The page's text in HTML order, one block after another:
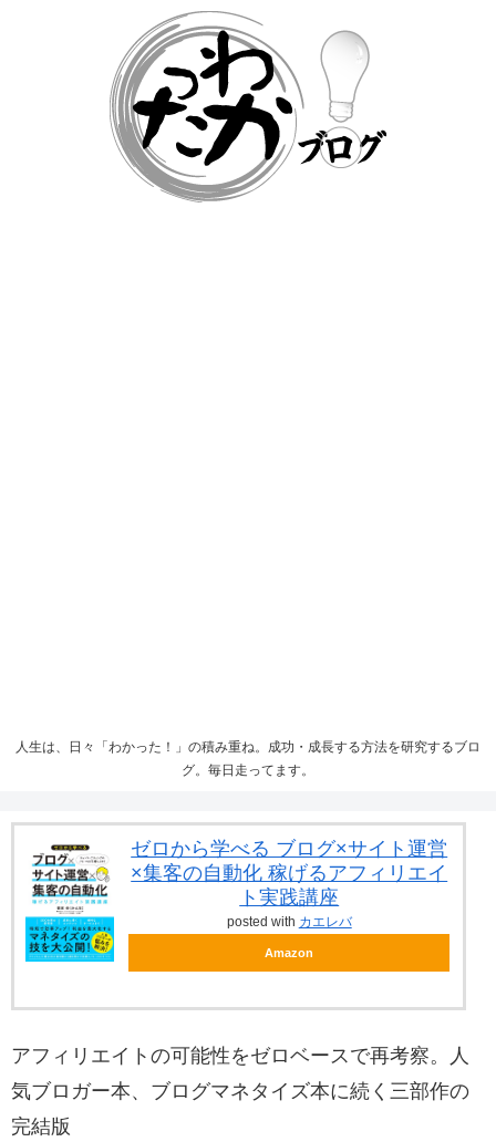
人生は、日々「わかった！」の積み重ね。成功・成長する方法を研究するブロ
グ。毎日走ってます。
ゼロから学べる ブログ×サイト運営
×集客の自動化 稼げるアフィリエイ
ト実践講座
posted with カエレバ
Amazon
アフィリエイトの可能性をゼロベースで再考察。人
気ブロガー本、ブログマネタイズ本に続く三部作の
完結版